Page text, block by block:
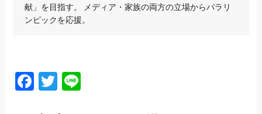
献」を目指す。 メディア・家族の両方の立場からパラリ
ンピックを応援。
Facebook
Twitter
Line